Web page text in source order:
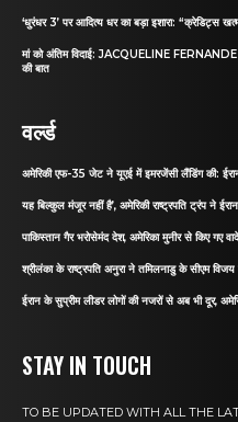
‘धुरंधर 3’ पर आदित्य धर का बड़ा इशारा: “क्रेडिट्स
मां को अंतिम विदाई: JACQUELINE
की बात
वर्ल्ड
अमेरिकी एफ-35 जेट ने यूएई में इमरजेंसी लैंडिंग की:
यह बिल्कुल मंजूर नहीं है’, अमेरिकी राष्ट्रपति ट्रंप ने
पाकिस्तान गैर भरोसेमंद देश, अमेरिका मुनीर से किए गए
श्रीलंका के राष्ट्रपति अनुरा ने तमिलनाडु के सीएम विजय
ईरान के सुप्रीम लीडर लोगों की नजरों से अब भी दूर,
STAY IN TOUCH
TO BE UPDATED WITH ALL THE